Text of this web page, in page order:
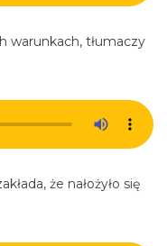
warunkach, tłumaczy
że nałożyło się